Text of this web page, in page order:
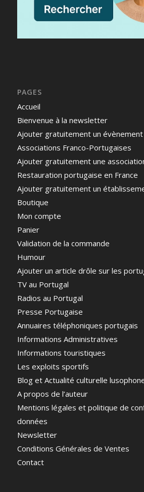
PAGES
Accueil
Bienvenue à la newsletter
Ajouter gratuitement un évènement
Associations Franco-Portugaises
Ajouter gratuitement une
Restauration portugaise en France
Ajouter gratuitement un
Boutique
Mon compte
Panier
Validation de la commande
Humour
Ajouter un article drôle sur les
TV au Portugal
Radios au Portugal
Presse Portugaise
Annuaires téléphoniques portugais
Informations Administratives
Informations touristiques
Les exploits sportifs
Blog et Actualité culturelle
A propos de l’auteur
Mentions légales et politique de
données
Newsletter
Conditions Générales de Ventes
Contact